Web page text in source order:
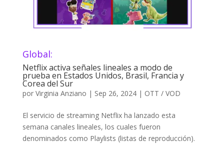
Global:
Netflix activa señales lineales a modo de
prueba en Estados Unidos, Brasil, Francia y
Corea del Sur
por Virginia Anziano | Sep 26, 2024| OTT / VOD
El servicio de streaming Netflix ha lanzado esta
semana canales lineales, los cuales fueron
denominados como Playlists (listas de reproducción).